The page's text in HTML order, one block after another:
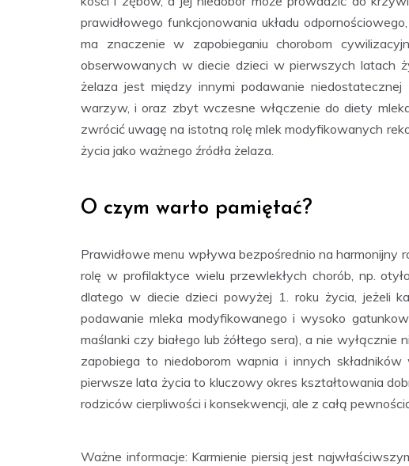
prawidłowego funkcjonowania układu
ma znaczenie w zapobieganiu chorobom
obserwowanych w diecie dzieci w pierwszych latach
żelaza jest między innymi podawanie
warzyw, i oraz zbyt wczesne włączenie do diety
zwrócić uwagę na istotną rolę mlek modyfikowanych
życia jako ważnego źródła żelaza.
O czym warto pamiętać?
Prawidłowe menu wpływa bezpośrednio na
rolę w profilaktyce wielu przewlekłych chorób, np.
dlatego w diecie dzieci powyżej 1. roku życia, jeżeli
podawanie mleka modyfikowanego i wysoko
maślanki czy białego lub żółtego sera), a nie
zapobiega to niedoborom wapnia i innych
pierwsze lata życia to kluczowy okres kształtowania
rodziców cierpliwości i konsekwencji, ale z całą
Ważne informacje: Karmienie piersią jest